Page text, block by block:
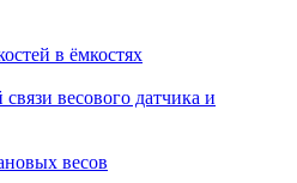
в ёмкостях
весового датчика и
весов